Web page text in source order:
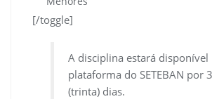
[/toggle]
A disciplina estará disponível
plataforma do SETEBAN por
(trinta) dias.